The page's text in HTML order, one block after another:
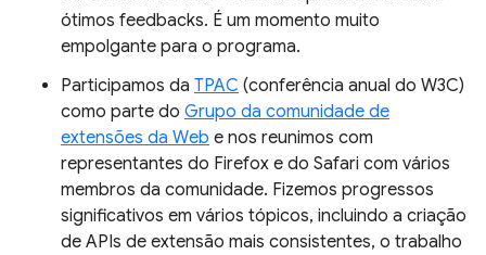
ótimos feedbacks. É um momento muito
empolgante para o programa.
Participamos da TPAC (conferência anual do W3C)
como parte do Grupo da comunidade de
extensões da Web e nos reunimos com
representantes do Firefox e do Safari com vários
membros da comunidade. Fizemos progressos
significativos em vários tópicos, incluindo a criação
de APIs de extensão mais consistentes, o trabalho